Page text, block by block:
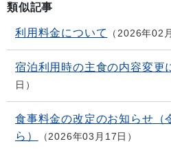
類似記事
利用料金について 2026年02
宿泊利用時の主食の内容変更
日
食事料金の改定のお知らせ（
ら）
2026年03月17日